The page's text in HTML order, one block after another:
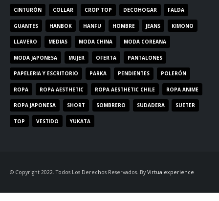
CINTURÓN COLLAR CROP TOP DECOHOGAR FALDA
GUANTES HANBOK HANFU HOMBRE JEANS KIMONO
LLAVERO MEDIAS MODA CHINA MODA COREANA
MODA JAPONESA MUJER OFERTA PANTALONES
PAPELERIA Y ESCRITORIO PARKA PENDIENTES POLERÓN
ROPA ROPA AESTHETIC ROPA AESTHETIC CHILE ROPA ANIME
ROPA JAPONESA SHORT SOMBRERO SUDADERA SUETER
TOP VESTIDO YUKATA
© Copyright 2022. Todos Los Derechos Reservados. By Virtualexperience